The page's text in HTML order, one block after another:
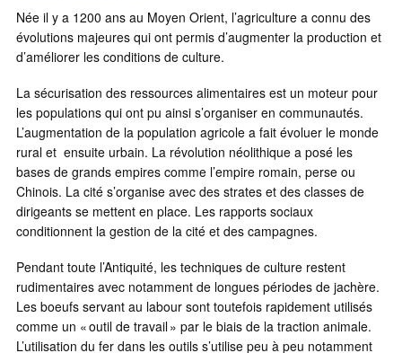
Née il y a 1200 ans au Moyen Orient, l’agriculture a connu des
évolutions majeures qui ont permis d’augmenter la production et
d’améliorer les conditions de culture.
La sécurisation des ressources alimentaires est un moteur pour
les populations qui ont pu ainsi s’organiser en communautés.
L’augmentation de la population agricole a fait évoluer le monde
rural et ensuite urbain. La révolution néolithique a posé les
bases de grands empires comme l’empire romain, perse ou
Chinois. La cité s’organise avec des strates et des classes de
dirigeants se mettent en place. Les rapports sociaux
conditionnent la gestion de la cité et des campagnes.
Pendant toute l’Antiquité, les techniques de culture restent
rudimentaires avec notamment de longues périodes de jachère.
Les boeufs servant au labour sont toutefois rapidement utilisés
comme un « outil de travail » par le biais de la traction animale.
L’utilisation du fer dans les outils s’utilise peu à peu notamment